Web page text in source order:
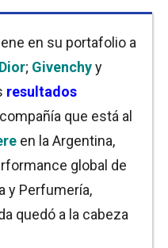
en su portafolio a
; Givenchyy
resultados
que está al
en la Argentina,
global de
y Perfumería,
quedó a la cabeza